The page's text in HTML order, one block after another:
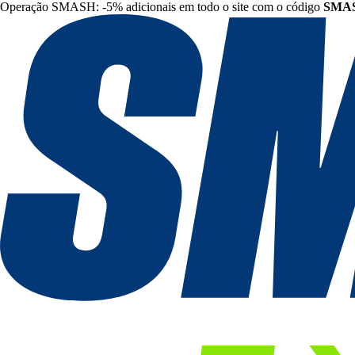
Operação SMASH: -5% adicionais em todo o site com o código